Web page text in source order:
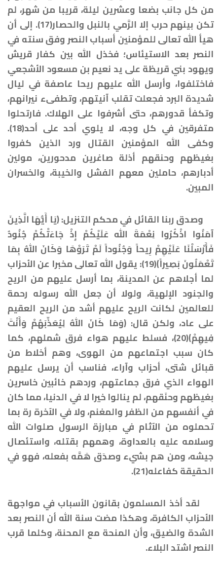
من كل جانب بضعا وعشرين ليلة، قريبا من شهر، لم
تكن بينهم حرب إلا الرَّمي بالنبل والحصار(17). إلى أن
هيأ الله تعالى للمؤمنين أسباب النصر وفق سنته في
النصر بعد الاستيئاس؛ فخذل الله بين كفار قريش
ويهود بني قريظة على يد نعيم بن مسعود الأشجعي
فاختلفوا، وأرسل الله عليهم ريحا عاصفة في ليال
شديدة البرد فجعلت تقلب آنيتهم، وتطفىء نيرانهم،
وتكفأ قدورهم، حتى أشرفوا على الهلاك. فارتحلوا
متفرقين في كل وجه، لا يلوي أحد على أحد(18).
وكفى الله المؤمنين القتال ورد الذين كفروا
بغيظهم وحنقهم أذلة صاغرين مدحورين، مولين
أدبارهم، حاملين معهم الفشل والخيبة، والخسران
المبين.
وصدق ربنا القائل في محكم التنزيل: ﴿يَا أَيُّهَا الَّذِينَ
آمَنُوا اذْكُرُوا نِعْمَةَ الله عَلَيْكُمْ إِذْ جَاءَتْكُمْ جُنُودٌ
فَأَرْسَلْنَا عَلَيْهِمْ رِيحاً وَجُنُوداً لَمْ تَرَوْهَا وَكَانَ اللهُ بِمَا
تَعْمَلُونَ بَصِيراً﴾(19): يقول الله تعالى مخبرا عن الأحزاب
لما أجلاهم عن المدينة، بما أرسل عليهم من الريح
والجنود الإلهية، ولولا أن جعل الله رسوله رحمة
للعالمين لكانت الريح عليهم أشد من الريح العقيم
على عاد، ولكن قال: ﴿وَمَا كَانَ اللهُ لِيُعَذِّبَهُمْ وَأَنْتَ
فِيهِمْ﴾(20)، فسلط عليهم هواء فرق شملهم، كما
كان سبب اجتماعهم من الهوى، وهم أخلاط من
قبائل شتى، أحزاب وآراء، فناسب أن يرسل عليهم
الهواء الذي فرق جماعتهم، وردهم خائبين خاسرين
بغيظهم وحنَقهم، لم ينالوا خيرا لا في الدنيا، مما كان
في أنفسهم من الظفر والمغنم، ولا في الآخرة رة بما
تحملوه من الآثام في مبارزة الرسول صلوات الله
وسلامه عليه بالعداوة، وهمهم بقتله، واستئصال
جيشه، ومن هم بشيء وصدَق هَمَّه بفعله، فهو في
الحقيقة كفاعله(21).
لقد أخذ المسلمون بقانون الأسباب في مواجهة
الأحزاب الكافرة، وهكذا مضت سنة الله أن النصر بعد
الشدة والضيق، وأن المنحة مع المحنة، وكلما قرب
النصر اشتد البلاء.